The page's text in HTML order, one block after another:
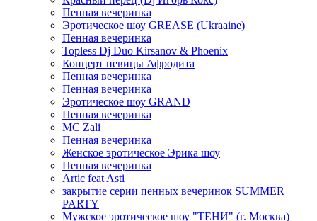
Пенная вечеринка
Эротическое шоу GREASE (Ukraaine)
Пенная вечеринка
Topless Dj Duo Kirsanov & Phoenix
Концерт певицы Афродита
Пенная вечеринка
Пенная вечеринка
Эротическое шоу GRAND
Пенная вечеринка
MC Zali
Пенная вечеринка
Женское эротическое Эрика шоу
Пенная вечеринка
Artic feat Asti
закрытие серии пенных вечеринок SUMMER
PARTY
Мужское эротическое шоу "ТЕНИ" (г. Москва)